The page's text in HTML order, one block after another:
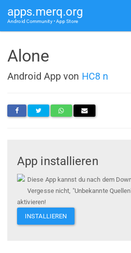
apps.merq.org
Android Community • App Store
Alone
Android App von HC8 n
App installieren
Diese App kannst du nach dem
Vergesse nicht, "Unbekannte
aktivieren!
INSTALLIEREN